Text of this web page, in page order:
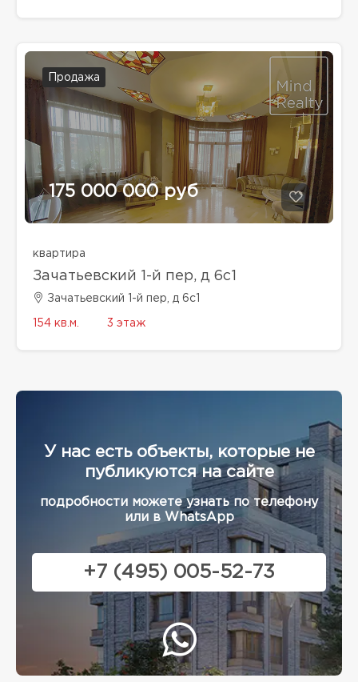
Продажа
175 000 000 руб
квартира
Зачатьевский 1-й пер, д 6с1
Зачатьевский 1-й пер, д 6с1
154 кв.м. 3 этаж
У нас есть объекты, которые не
публикуются на сайте
подробности можете узнать по телефону
или в WhatsApp
+7 (495) 005-52-73